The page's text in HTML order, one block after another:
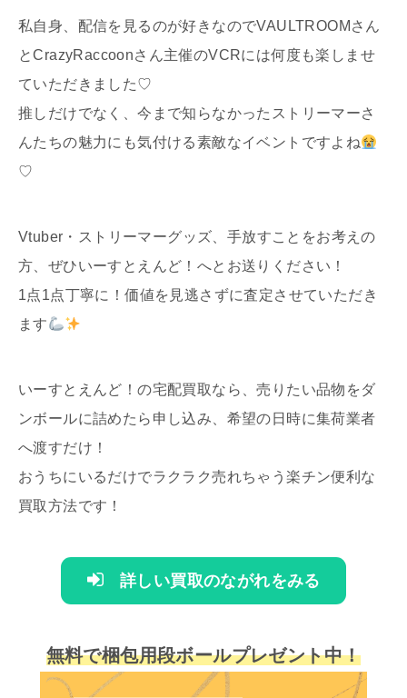
私自身、配信を見るのが好きなのでVAULTROOMさん
とCrazyRaccoonさん主催のVCRには何度も楽しませ
ていただきました♡
推しだけでなく、今まで知らなかったストリーマーさ
んたちの魅力にも気付ける素敵なイベントですよね
♡
Vtuber・ストリーマーグッズ、手放すことをお考えの
方、ぜひいーすとえんど！へとお送りください！
1点1点丁寧に！価値を見逃さずに査定させていただき
ます
いーすとえんど！の宅配買取なら、売りたい品物をダ
ンボールに詰めたら申し込み、希望の日時に集荷業者
へ渡すだけ！
おうちにいるだけでラクラク売れちゃう楽チン便利な
買取方法です！
詳しい買取のながれをみる
無料で梱包用段ボールプレゼント中！